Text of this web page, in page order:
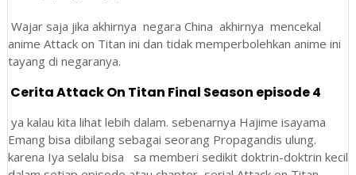
Wajar saja jika akhirnya negara China akhirnya mencekal
anime Attack on Titan ini dan tidak memperbolehkan anime ini
tayang di negaranya.
Cerita Attack On Titan Final Season episode 4
ya kalau kita lihat lebih dalam. sebenarnya Hajime isayama
Emang bisa dibilang sebagai seorang Propagandis ulung.
karena Iya selalu bisa sa memberi sedikit doktrin-doktrin kecil